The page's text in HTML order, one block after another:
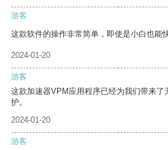
游客
这款软件的操作非常简单，即使是小白也能
2024-01-20
游客
这款加速器VPM应用程序已经为我们带来了
护。
2024-01-20
游客